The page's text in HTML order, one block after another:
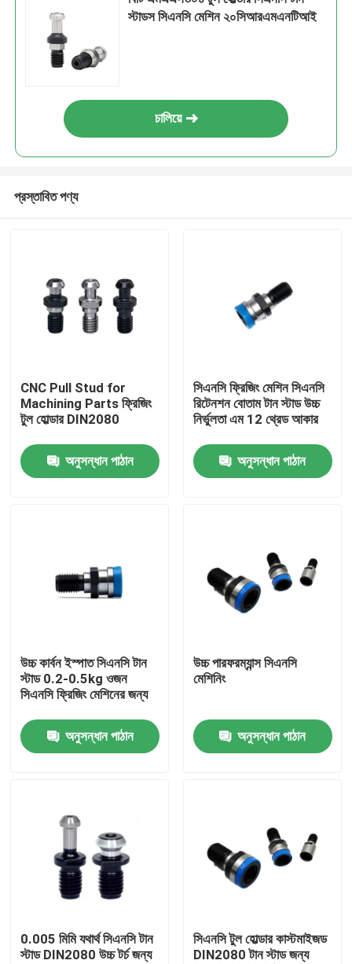
আমাদের সম্পর্কে
কারখানা ভ্রমণ
মান নিয়ন্ত্রণ
উদ্ধৃতির জন্য আবেদন
এসকে টুল হোল্ডার
স্টাডস সিএনসি মেশিন ২০সিআরএমএনটিআই
চালিয়ে
প্রস্তাবিত পণ্য
CNC Pull Stud for
Machining Parts ফ্রিজিং
টুল হোল্ডার DIN2080
অনুসন্ধান পাঠান
সিএনসি ফ্রিজিং মেশিন সিএনসি
রিটেনশন বোতাম টান স্টাড উচ্চ
নির্ভুলতা এম 12 থ্রেড আকার
অনুসন্ধান পাঠান
উচ্চ কার্বন ইস্পাত সিএনসি টান
স্টাড 0.2-0.5kg ওজন
সিএনসি ফ্রিজিং মেশিনের জন্য
অনুসন্ধান পাঠান
উচ্চ পারফরম্যান্স সিএনসি
মেশিনিং
অনুসন্ধান পাঠান
0.005 মিমি যথার্থ সিএনসি টান
স্টাড DIN2080 উচ্চ টর্চ জন্য
সিএনসি টুল হোল্ডার কাস্টমাইজড
DIN2080 টান স্টাড জন্য